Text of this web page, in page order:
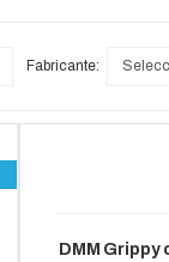
Fabricante:
DMM